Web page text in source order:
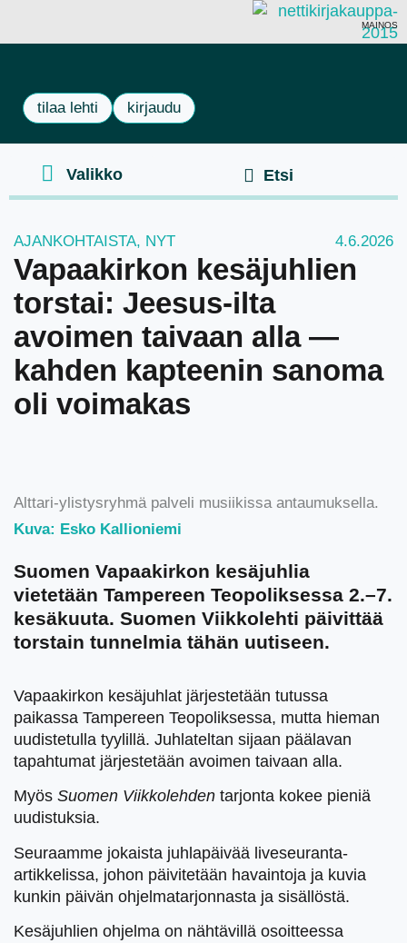
MAINOS
tilaa lehti kirjaudu
AJANKOHTAISTA, NYT 4.6.2026
Vapaakirkon kesäjuhlien
torstai: Jeesus-ilta
avoimen taivaan alla —
kahden kapteenin sanoma
oli voimakas
Alttari-ylistysryhmä palveli musiikissa antaumuksella.
Kuva: Esko Kallioniemi
Suomen Vapaakirkon kesäjuhlia
vietetään Tampereen Teopoliksessa 2.–7.
kesäkuuta. Suomen Viikkolehti päivittää
torstain tunnelmia tähän uutiseen.
Vapaakirkon kesäjuhlat järjestetään tutussa
paikassa Tampereen Teopoliksessa, mutta hieman
uudistetulla tyylillä. Juhlateltan sijaan päälavan
tapahtumat järjestetään avoimen taivaan alla.
Myös Suomen Viikkolehden tarjonta kokee pieniä
uudistuksia.
Seuraamme jokaista juhlapäivää liveseuranta-
artikkelissa, johon päivitetään havaintoja ja kuvia
kunkin päivän ohjelmatarjonnasta ja sisällöstä.
Kesäjuhlien ohjelma on nähtävillä osoitteessa